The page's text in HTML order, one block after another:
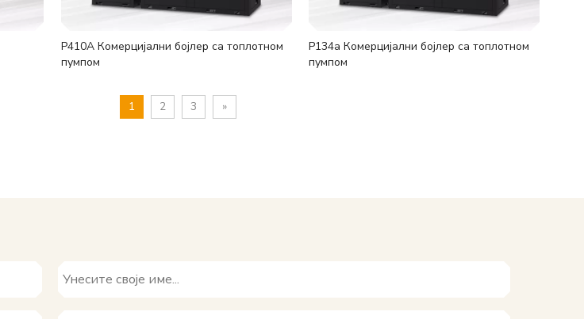
Р410А Комерцијални бојлер са топлотном
пумпом
Р134а Комерцијални бојлер са топлотном
пумпом
1 2 3 »